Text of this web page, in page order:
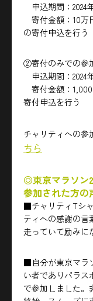
申込期間：2024
寄付金額：10万
の寄付申込を行う
②寄付のみでの参
申込期間：2024
寄付金額：
寄付申込を行う
チャリティへの参
ちら
◎東京マラソン
参加された方の
■チャリティTシ
ティへの感謝の言
走っていて励みに
■自分が東京マラ
い者でありパラス
で参加しました。